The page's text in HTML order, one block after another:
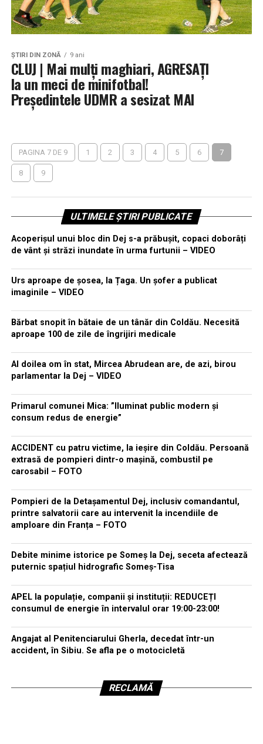
ŞTIRI DIN ZONĂ 9 ani
CLUJ | Mai mulți maghiari, AGRESAȚI
la un meci de minifotbal!
Preşedintele UDMR a sesizat MAI
PAGINA 7 DE 9 1 2 3 4 5 6 7
8 9
ULTIMELE ȘTIRI PUBLICATE
Acoperișul unui bloc din Dej s-a prăbușit, copaci doborâți
de vânt și străzi inundate în urma furtunii – VIDEO
Urs aproape de șosea, la Țaga. Un șofer a publicat
imaginile – VIDEO
Bărbat snopit în bătaie de un tânăr din Coldău. Necesită
aproape 100 de zile de îngrijiri medicale
Al doilea om în stat, Mircea Abrudean are, de azi, birou
parlamentar la Dej – VIDEO
Primarul comunei Mica: ”Iluminat public modern și
consum redus de energie”
ACCIDENT cu patru victime, la ieșire din Coldău. Persoană
extrasă de pompieri dintr-o mașină, combustil pe
carosabil – FOTO
Pompieri de la Detașamentul Dej, inclusiv comandantul,
printre salvatorii care au intervenit la incendiile de
amploare din Franța – FOTO
Debite minime istorice pe Someș la Dej, seceta afectează
puternic spațiul hidrografic Someș-Tisa
APEL la populație, companii și instituții: REDUCEȚI
consumul de energie în intervalul orar 19:00-23:00!
Angajat al Penitenciarului Gherla, decedat într-un
accident, în Sibiu. Se afla pe o motocicletă
RECLAMĂ